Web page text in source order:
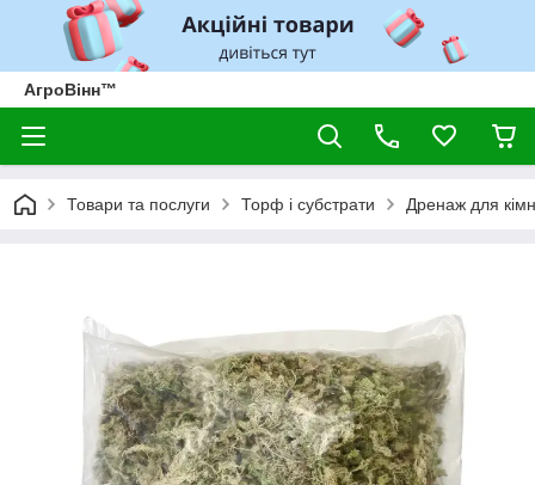
АгроВінн™
Товари та послуги Торф і субстрати Дренаж для